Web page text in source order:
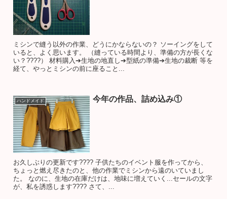
ミシンで縫う以外の作業、どうにかならないの？ ソーイングをして
いると、よく思います。 （縫っている時間より、準備の方が長くな
い？????） 材料購入➔生地の地直し➔型紙の準備➔生地の裁断 等を
経て、やっとミシンの前に座ること...
ハンドメイド 今年の作品、詰め込み①
お久しぶりの更新です???? 子供たちのイベント服を作ってから、
ちょっと燃え尽きたのと、他の作業でミシンから遠のいていまし
た。 なのに、生地の在庫だけは、地味に増えていく...セールの文字
が、私を誘惑します???? さて、...